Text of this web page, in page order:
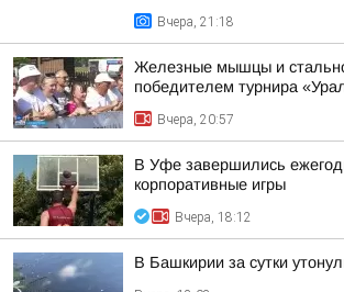
Вчера, 21:18
Железные мышцы и
победителем турнира
Вчера, 20:57
В Уфе завершились
корпоративные игры
Вчера, 18:12
В Башкирии за сутки